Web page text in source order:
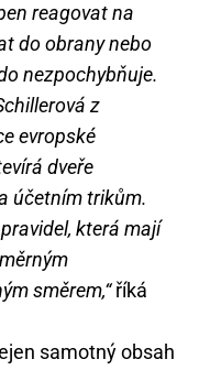
reagovat na
do obrany nebo
nezpochybňuje.
z
evropské
dveře
účetním trikům.
která mají
směrem,“říká
samotný obsah